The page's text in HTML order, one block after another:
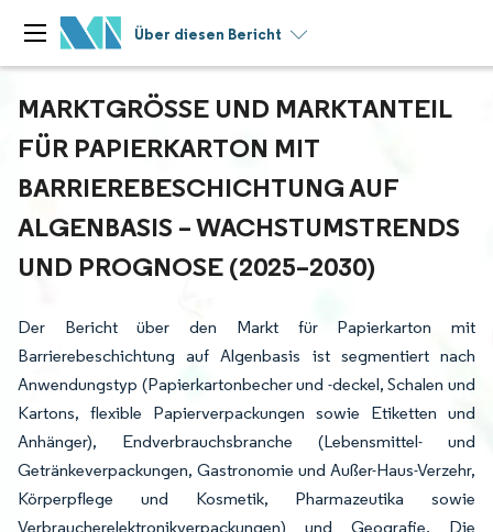
Über diesen Bericht
MARKTGRÖSSE UND MARKTANTEIL F
ÜR PAPIERKARTON MIT B
ARRIEREBESCHICHTUNG AUF A
LGENBASIS – WACHSTUMSTRENDS U
ND PROGNOSE (2025–2030)
Der Bericht über den Markt für Papierkarton mit
Barrierebeschichtung auf Algenbasis ist segmentiert nach
Anwendungstyp (Papierkartonbecher und -deckel, Schalen und
Kartons, flexible Papierverpackungen sowie Etiketten und
Anhänger), Endverbrauchsbranche (Lebensmittel- und
Getränkeverpackungen, Gastronomie und Außer-Haus-Verzehr,
Körperpflege und Kosmetik, Pharmazeutika sowie
Verbraucherelektronikverpackungen) und Geografie. Die